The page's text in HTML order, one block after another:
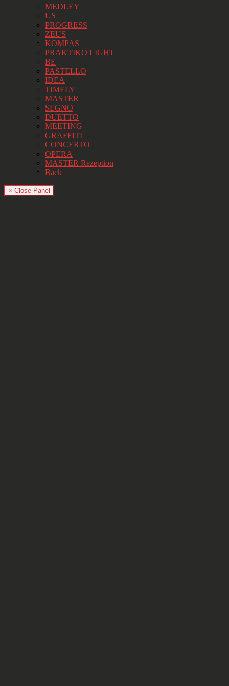
MEDLEY
US
PROGRESS
ZEUS
KOMPAS
PRAKTIKO LIGHT
BE
PASTELLO
IDEA
TIMELY
MASTER
SEGNO
DUETTO
MEETING
GRAFFITI
CONCERTO
OPERA
MASTER Rezeption
Back
× Close Panel